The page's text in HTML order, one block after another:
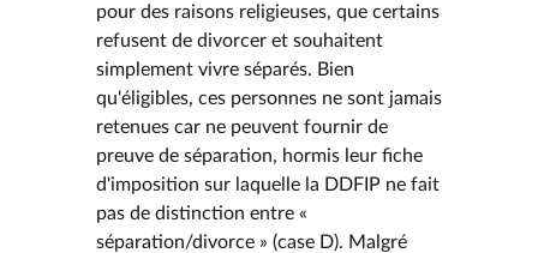
pour des raisons religieuses, que certains
refusent de divorcer et souhaitent
simplement vivre séparés. Bien
qu'éligibles, ces personnes ne sont jamais
retenues car ne peuvent fournir de
preuve de séparation, hormis leur fiche
d'imposition sur laquelle la DDFIP ne fait
pas de distinction entre «
séparation/divorce » (case D). Malgré